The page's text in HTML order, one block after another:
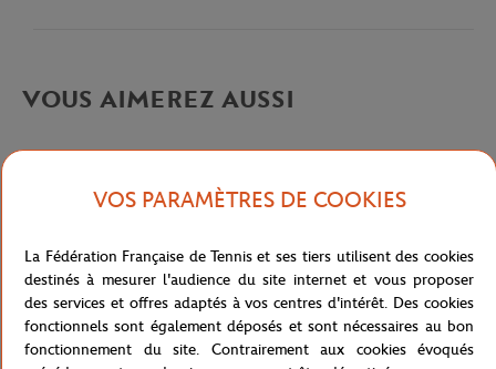
VOUS AIMEREZ AUSSI
Livraison et retours
VOS PARAMÈTRES DE COOKIES
La Fédération Française de Tennis et ses tiers utilisent des cookies
destinés à mesurer l'audience du site internet et vous proposer
des services et offres adaptés à vos centres d'intérêt. Des cookies
fonctionnels sont également déposés et sont nécessaires au bon
fonctionnement du site. Contrairement aux cookies évoqués